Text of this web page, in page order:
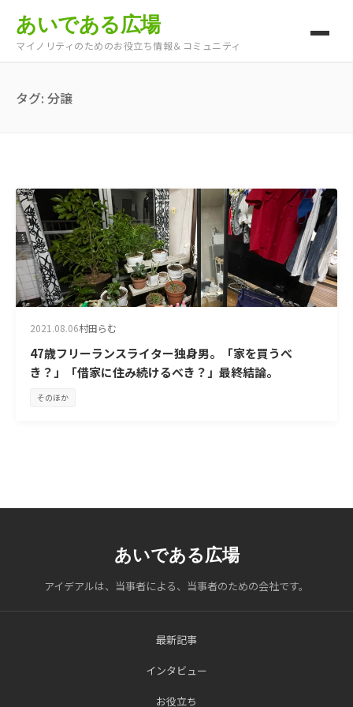
あいである広場
マイノリティのためのお役立ち情報＆コミュニティ
タグ: 分譲
2021.08.06村田らむ
47歳フリーランスライター独身男。「家を買うべ
き？」「借家に住み続けるべき？」最終結論。
そのほか
あいである広場
アイデアルは、当事者による、当事者のための会社です。
最新記事
インタビュー
お役立ち